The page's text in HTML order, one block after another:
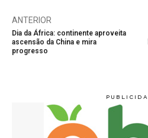
ANTERIOR
Dia da África: continente aproveita
ascensão da China e mira
progresso